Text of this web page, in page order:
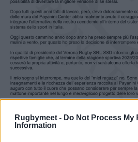
Rugbymeet - Do Not Process My
Information